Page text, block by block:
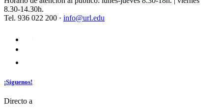
8.30-14.30h.
Tel. 936 022 200 · info@url.edu
¡Síguenos!
Directo a